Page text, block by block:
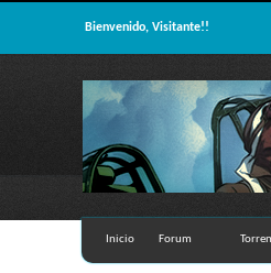
Bienvenido, Visitante!!
Inicio Forum